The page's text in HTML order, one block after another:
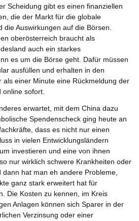
Scheidung gibt es einen finanziellen
die der Markt für die globale
die Auswirkungen auf die Börsen.
oberösterreich braucht als
auch ein starkes
es um die Börse geht. Dafür müssen
ausfüllen und erhalten in den
als einer Minute eine Rückmeldung der
sofort.
erwartet, mit dem China dazu
Spendenscheck ging heute an
dass es nicht nur einen
in vielen Entwicklungsländern
investieren und eine von ihnen
nur wirklich schwere Krankheiten oder
hat man eh andere Probleme,
ganz stark erweitert hat für
Die Kosten zu kennen, im Kreis
Anlagen können sich Sparer in der
Verzinsung oder einer